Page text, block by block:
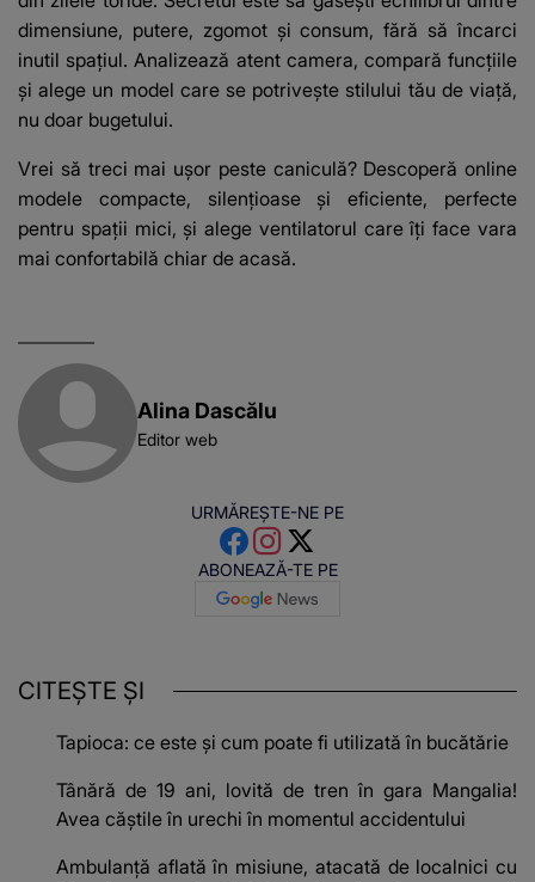
dimensiune, putere, zgomot și consum, fără să încarci
inutil spațiul. Analizează atent camera, compară funcțiile
și alege un model care se potrivește stilului tău de viață,
nu doar bugetului.
Vrei să treci mai ușor peste caniculă? Descoperă online
modele compacte, silențioase și eficiente, perfecte
pentru spații mici, și alege ventilatorul care îți face vara
mai confortabilă chiar de acasă.
Alina Dascălu
Editor web
URMĂREȘTE-NE PE
ABONEAZĂ-TE PE
CITEȘTE ȘI
Tapioca: ce este și cum poate fi utilizată în bucătărie
Tânără de 19 ani, lovită de tren în gara Mangalia!
Avea căștile în urechi în momentul accidentului
Ambulanță aflată în misiune, atacată de localnici cu